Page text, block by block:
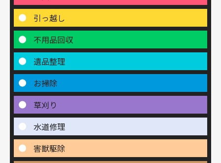
引っ越し
不用品回収
遺品整理
お掃除
草刈り
水道修理
害獣駆除